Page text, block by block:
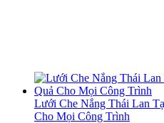
Lưới Che Nắng Thái Lan
Cho Mọi Công Trình